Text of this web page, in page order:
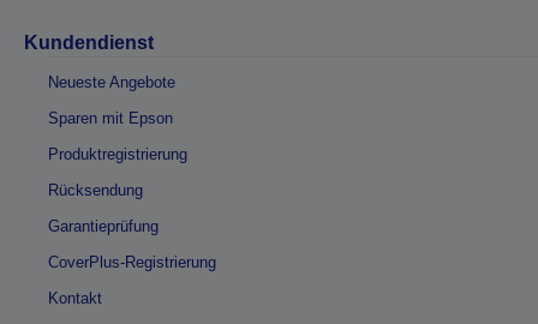
Kundendienst
Neueste Angebote
Sparen mit Epson
Produktregistrierung
Rücksendung
Garantieprüfung
CoverPlus-Registrierung
Kontakt